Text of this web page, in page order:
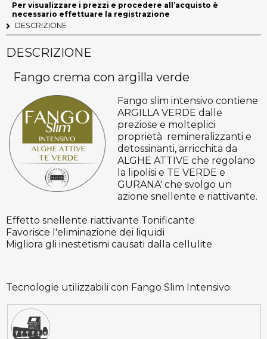
Per visualizzare i prezzi e procedere all’acquisto è
necessario effettuare la registrazione
DESCRIZIONE
DESCRIZIONE
Fango crema con argilla verde
Fango slim intensivo contiene
ARGILLA VERDE dalle
preziose e molteplici
proprietà remineralizzanti e
detossinanti, arricchita da
ALGHE ATTIVE che regolano
la lipolisi e TE VERDE e
GURANA' che svolgo un
azione snellente e riattivante.
Effetto snellente riattivante Tonificante
Favorisce l'eliminazione dei liquidi
Migliora gli inestetismi causati dalla cellulite
Tecnologie utilizzabili con Fango Slim Intensivo